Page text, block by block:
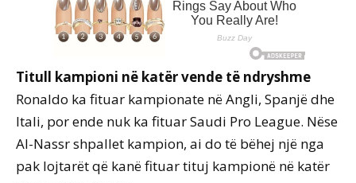
Titull kampioni në katër vende të ndryshme
Ronaldo ka fituar kampionate në Angli, Spanjë dhe
Itali, por ende nuk ka fituar Saudi Pro League. Nëse
Al-Nassr shpallet kampion, ai do të bëhej një nga
pak lojtarët që kanë fituar tituj kampionë në katër